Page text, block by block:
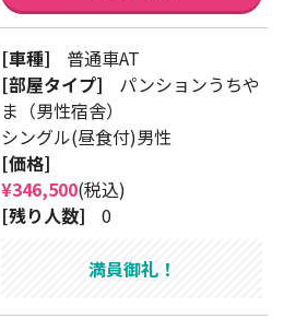
[車種]
普通車AT
[部屋タイプ]
パンションうちや
ま（男性宿舎）
シングル(昼食付)男性
[価格]
¥346,500(税込)
[残り人数]
0
満員御礼！